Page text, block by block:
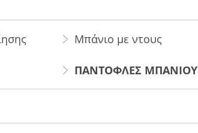
Μπάνιο με ντους
ΠΑΝΤΟΦΛΕΣ ΜΠΑΝΙΟΥ